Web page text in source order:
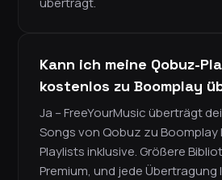
Kann ich meine Qobuz-
kostenlos zu Boomplay
Ja – FreeYourMusic überträgt
Songs von Qobuz zu Boomplay
Playlists inklusive. Größere
Premium, und jede